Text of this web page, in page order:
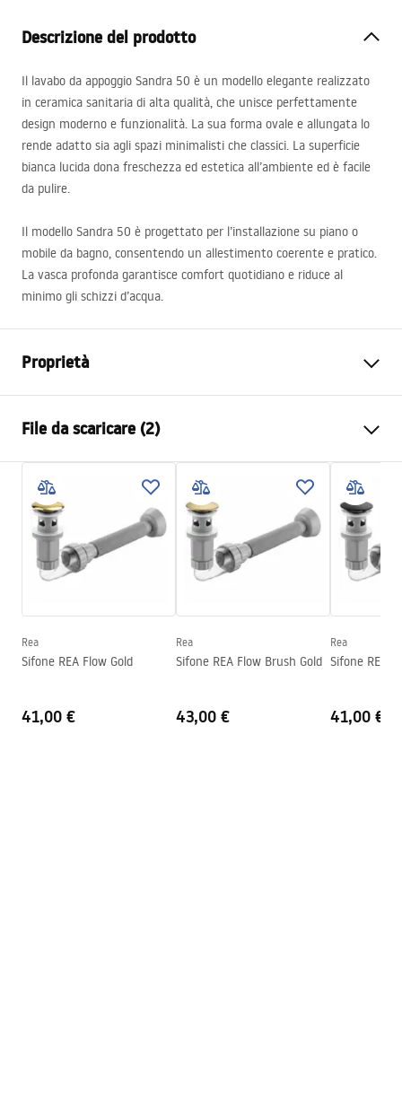
Descrizione del prodotto
Il lavabo da appoggio Sandra 50 è un modello elegante realizzato
in ceramica sanitaria di alta qualità, che unisce perfettamente
design moderno e funzionalità. La sua forma ovale e allungata lo
rende adatto sia agli spazi minimalisti che classici. La superficie
bianca lucida dona freschezza ed estetica all’ambiente ed è facile
da pulire.
Il modello Sandra 50 è progettato per l’installazione su piano o
mobile da bagno, consentendo un allestimento coerente e pratico.
La vasca profonda garantisce comfort quotidiano e riduce al
minimo gli schizzi d’acqua.
Proprietà
Materiale
Colore
Bianco
Finitura
Lucido
Lunghezza
505
Larghezza
385mm
Altezza
125
Forma
Foro rubinetto
NO
File da scaricare (2)
Istruzioni di montaggio
Condizioni di garanzia
Rea
Sifone REA Flow Gold
41,00 €
Rea
Sifone REA Flow Brush Gold
43,00 €
Rea
Sifone REA
41,00 €